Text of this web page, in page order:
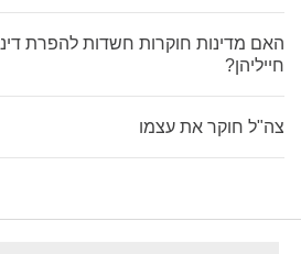
האם מדינות חוקרות חשדות להפרת
חייליהן?
צה"ל חוקר את עצמו